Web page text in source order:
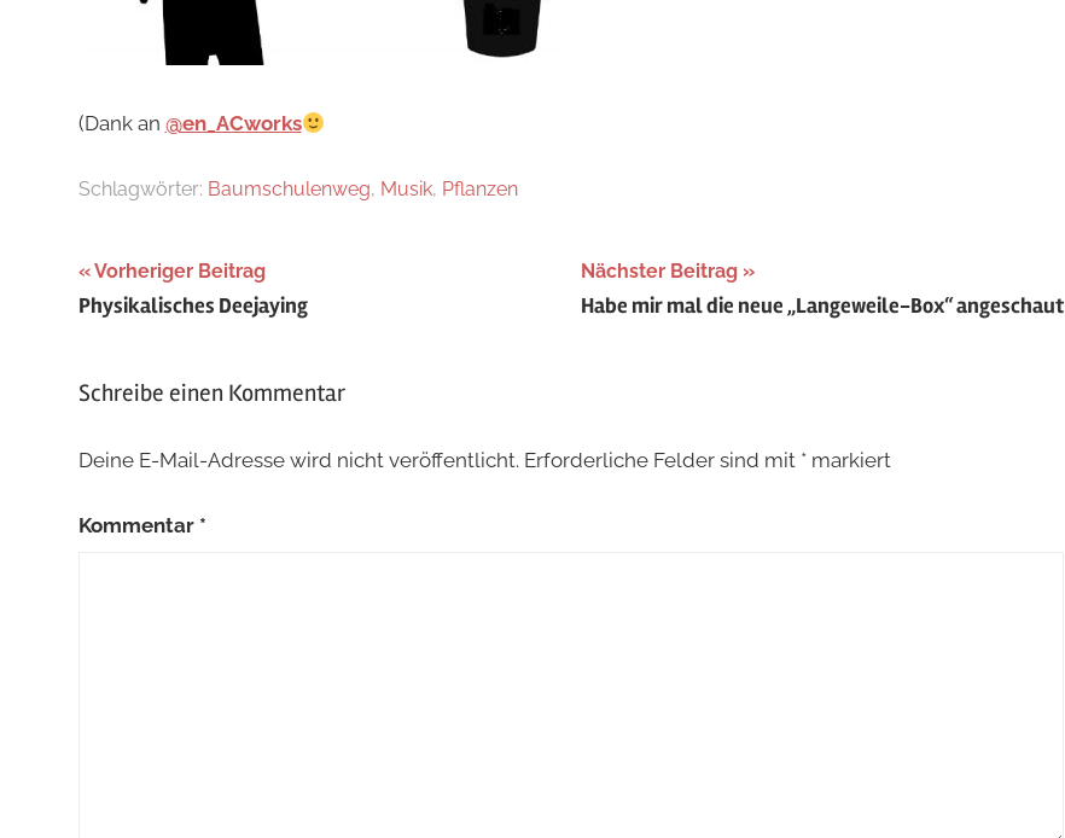
(Dank an @en_ACworks
Schlagwörter: Baumschulenweg, Musik, Pflanzen
Beitragsnavigation
Vorheriger Beitrag
Physikalisches Deejaying
Nächster Beitrag
Habe mir mal die neue „Langeweile-Box“ angeschaut
Schreibe einen Kommentar
Deine E-Mail-Adresse wird nicht veröffentlicht. Erforderliche Felder sind mit *markiert
Kommentar *